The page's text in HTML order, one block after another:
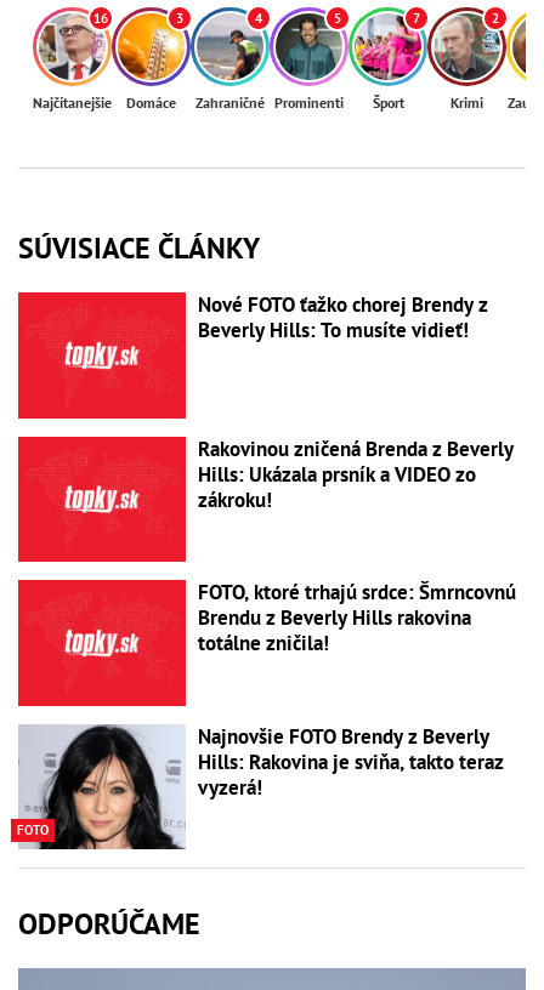
16
Najčítanejšie
3
Domáce
4
Zahraničné
5
Prominenti
7
Šport
2
Krimi
SÚVISIACE ČLÁNKY
Nové FOTO ťažko chorej Brendy z
Beverly Hills: To musíte vidieť!
Rakovinou zničená Brenda z Beverly
Hills: Ukázala prsník a VIDEO zo
zákroku!
FOTO, ktoré trhajú srdce: Šmrncovnú
Brendu z Beverly Hills rakovina
totálne zničila!
FOTO
Najnovšie FOTO Brendy z Beverly
Hills: Rakovina je sviňa, takto teraz
vyzerá!
ODPORÚČAME